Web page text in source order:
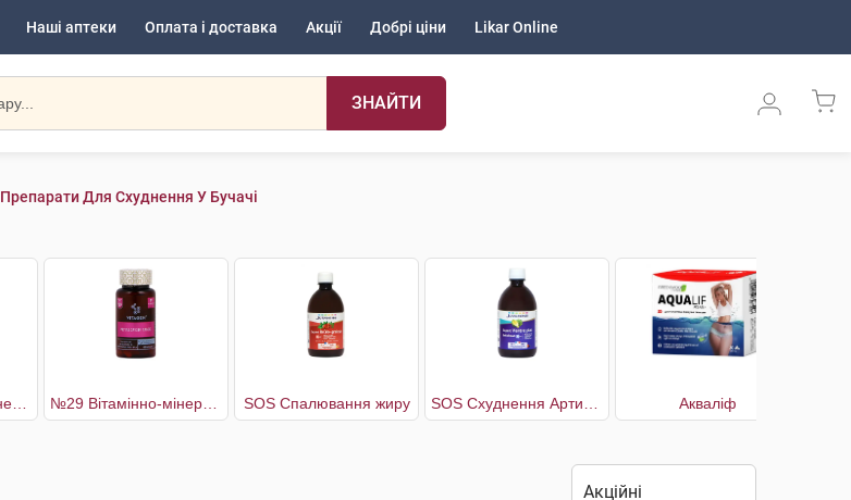
Наші аптеки Оплата і доставка Акції Добрі ціни Likar Online
ЗНАЙТИ
Препарати Для Схуднення У Бучачі
SOS Спалювання жиру Акваліф